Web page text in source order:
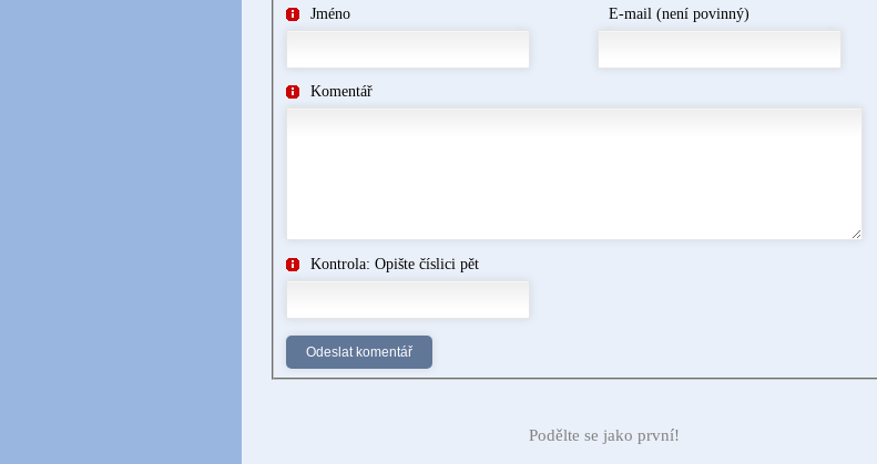
Jméno E-mail (není povinný)
Komentář
Kontrola: Opište číslici pět
Podělte se jako první!